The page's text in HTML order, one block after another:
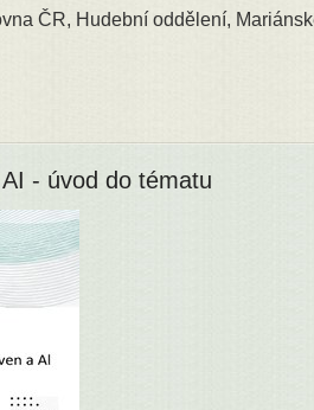
ČR, Hudební oddělení,
- úvod do tématu